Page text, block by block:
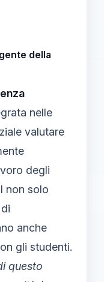
della
nelle
valutare
degli
non solo
anche
gli studenti.
questo